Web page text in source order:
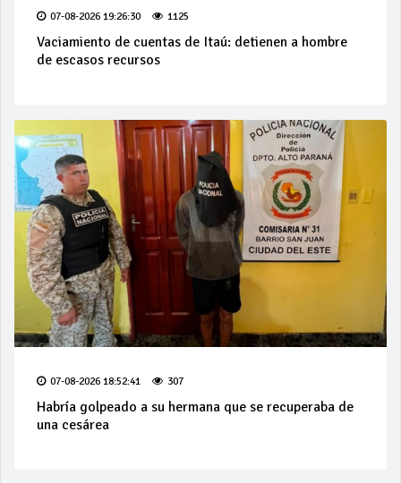
07-08-2026 19:26:30 1125
Vaciamiento de cuentas de Itaú: detienen a hombre
de escasos recursos
07-08-2026 18:52:41 307
Habría golpeado a su hermana que se recuperaba de
una cesárea